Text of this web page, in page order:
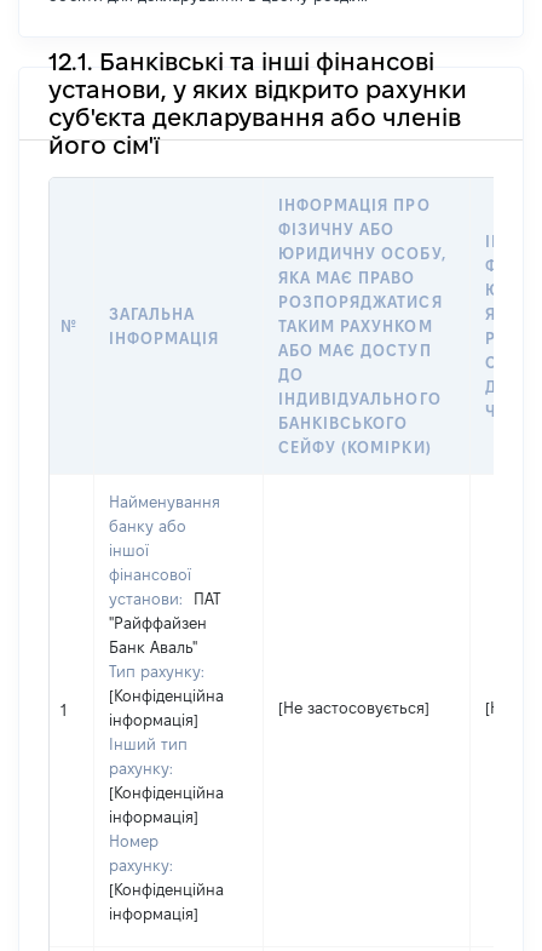
12.1. Банківські та інші фінансові
установи, у яких відкрито рахунки
суб'єкта декларування або членів
його сім'ї
№
ЗАГАЛЬНА
ІНФОРМАЦІЯ
ІНФОРМАЦІЯ ПРО
ФІЗИЧНУ АБО
ЮРИДИЧНУ ОСОБУ,
ЯКА МАЄ ПРАВО
РОЗПОРЯДЖАТИСЯ
ТАКИМ РАХУНКОМ
АБО МАЄ ДОСТУП
ДО
ІНДИВІДУАЛЬНОГО
БАНКІВСЬКОГО
СЕЙФУ (КОМІРКИ)
ЯКА
1
Найменування
банку або
іншої
фінансової
установи:
ПАТ
"Райффайзен
Банк Аваль"
Тип рахунку:
[Конфіденційна
інформація]
Інший тип
рахунку:
[Конфіденційна
інформація]
Номер
рахунку:
[Конфіденційна
інформація]
[Не застосовується] [Не